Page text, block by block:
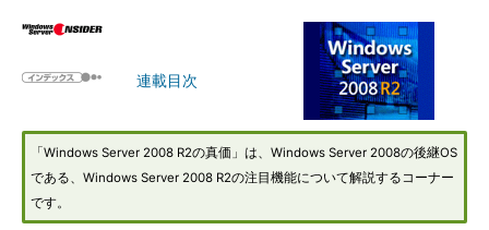
連載目次
「Windows Server 2008 R2の真価」は、Windows Server 2008の後継OS
である、Windows Server 2008 R2の注目機能について解説するコーナー
です。